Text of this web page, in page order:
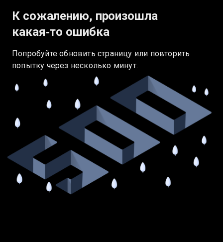
К сожалению, произошла
какая‑то ошибка
Попробуйте обновить страницу или повторить
попытку через несколько минут.